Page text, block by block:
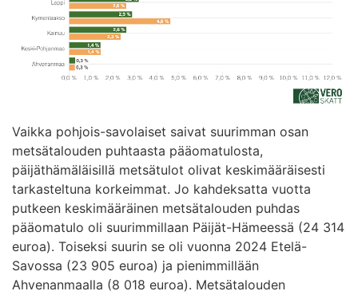
Vaikka pohjois-savolaiset saivat suurimman osan
metsätalouden puhtaasta pääomatulosta,
päijäthämäläisillä metsätulot olivat keskimääräisesti
tarkasteltuna korkeimmat. Jo kahdeksatta vuotta
putkeen keskimääräinen metsätalouden puhdas
pääomatulo oli suurimmillaan Päijät-Hämeessä (24 314
euroa). Toiseksi suurin se oli vuonna 2024 Etelä-
Savossa (23 905 euroa) ja pienimmillään
Ahvenanmaalla (8 018 euroa). Metsätalouden